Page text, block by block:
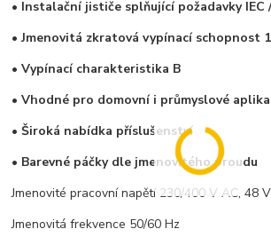
• Instalační jističe splňující požadavky IEC
• Jmenovitá zkratová vypínací schopnost
• Vypínací charakteristika B
• Vhodné pro domovní i průmyslové
• Široká nabídka příslušenství
• Barevné páčky dle jmenovitého proudu
Jmenovité pracovní napětí 230/400 V AC, 48
Jmenovitá frekvence 50/60 Hz